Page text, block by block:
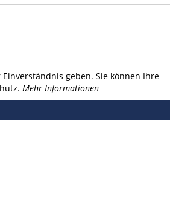
geben. Sie können Ihre
Mehr Informationen